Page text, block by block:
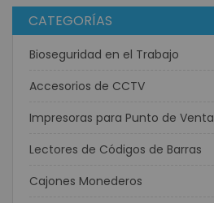
CATEGORÍAS
Bioseguridad en el Trabajo
Accesorios de CCTV
Impresoras para Punto de Venta
Lectores de Códigos de Barras
Cajones Monederos